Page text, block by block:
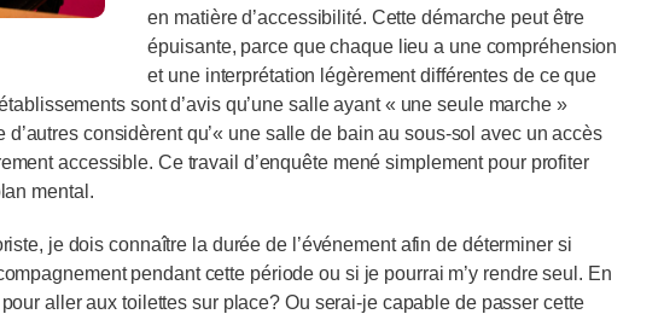
en matière d’accessibilité. Cette démarche peut être
épuisante, parce que chaque lieu a une compréhension
et une interprétation légèrement différentes de ce que
sont d’avis qu’une salle ayant « une seule marche »
considèrent qu’« une salle de bain au sous-sol avec un accès
accessible. Ce travail d’enquête mené simplement pour profiter
mental.
je dois connaître la durée de l’événement afin de déterminer si
pendant cette période ou si je pourrai m’y rendre seul. En
aller aux toilettes sur place? Ou serai-je capable de passer cette